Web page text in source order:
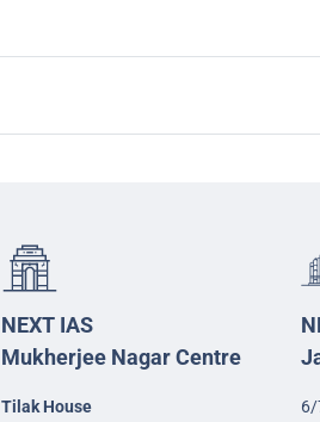
NEXT IAS
Mukherjee Nagar Centre
Tilak House
6/